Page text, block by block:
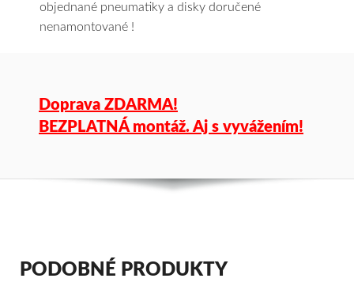
objednané pneumatiky a disky doručené
nenamontované !
Doprava ZDARMA!
BEZPLATNÁ montáž. Aj s vyvážením!
PODOBNÉ PRODUKTY